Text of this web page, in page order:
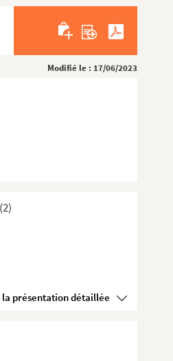
Modifié le : 17/06/2023
Voir la présentation détaillée